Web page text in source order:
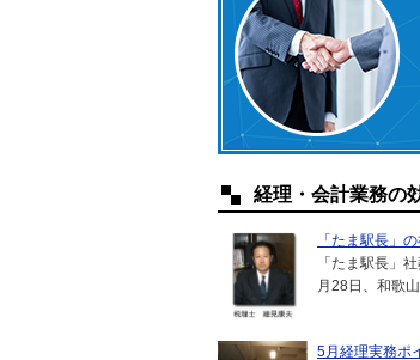
経理・会計業務の
「たま駅長」
「たま駅長」
月28日、和歌
5月経理実務ポ